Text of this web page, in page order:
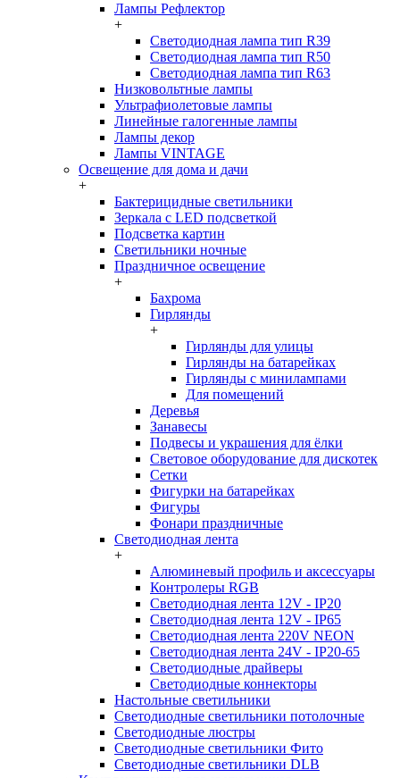
Лампы Рефлектор
+
Светодиодная лампа тип R39
Светодиодная лампа тип R50
Светодиодная лампа тип R63
Низковольтные лампы
Ультрафиолетовые лампы
Линейные галогенные лампы
Лампы декор
Лампы VINTAGE
Освещение для дома и дачи
+
Бактерицидные светильники
Зеркала с LED подсветкой
Подсветка картин
Светильники ночные
Праздничное освещение
+
Бахрома
Гирлянды
+
Гирлянды для улицы
Гирлянды на батарейках
Гирлянды с минилампами
Для помещений
Деревья
Занавесы
Подвесы и украшения для ёлки
Световое оборудование для дискотек
Сетки
Фигурки на батарейках
Фигуры
Фонари праздничные
Светодиодная лента
+
Алюминевый профиль и аксессуары
Контролеры RGB
Светодиодная лента 12V - IP20
Светодиодная лента 12V - IP65
Светодиодная лента 220V NEON
Светодиодная лента 24V - IP20-65
Светодиодные драйверы
Светодиодные коннекторы
Настольные светильники
Светодиодные светильники потолочные
Светодиодные люстры
Светодиодные светильники Фито
Светодиодные светильники DLB